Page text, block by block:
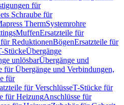
für
Schraube für
ThermSystemrohre
MuffenErsatzteile für
ReduktionenBögenErsatzteile für
StückeÜbergänge
unlösbarÜbergänge und
für Übergänge und Verbindungen,
für
für VerschlüsseT-Stücke für
für HeizungAnschlüsse für